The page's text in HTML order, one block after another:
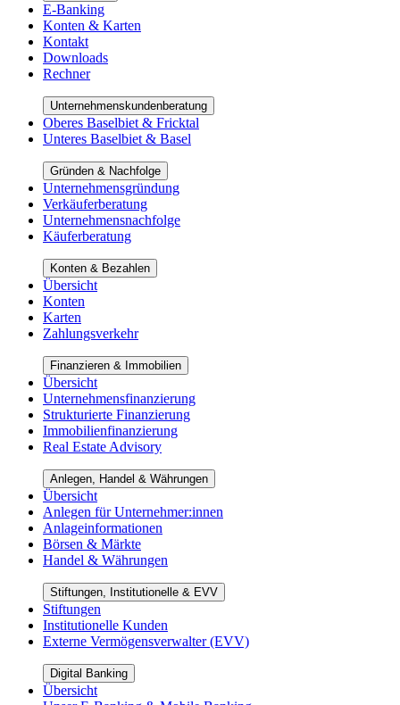
E-Banking
Konten & Karten
Kontakt
Downloads
Rechner
Unternehmenskundenberatung
Oberes Baselbiet & Fricktal
Unteres Baselbiet & Basel
Gründen & Nachfolge
Unternehmensgründung
Verkäuferberatung
Unternehmensnachfolge
Käuferberatung
Konten & Bezahlen
Übersicht
Konten
Karten
Zahlungsverkehr
Finanzieren & Immobilien
Übersicht
Unternehmensfinanzierung
Strukturierte Finanzierung
Immobilienfinanzierung
Real Estate Advisory
Anlegen, Handel & Währungen
Übersicht
Anlegen für Unternehmer:innen
Anlageinformationen
Börsen & Märkte
Handel & Währungen
Stiftungen, Institutionelle & EVV
Stiftungen
Institutionelle Kunden
Externe Vermögensverwalter (EVV)
Digital Banking
Übersicht